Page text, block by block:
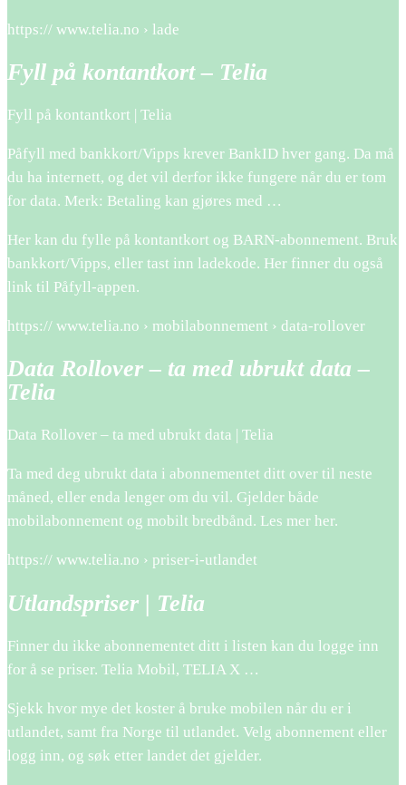
https:// www.telia.no › lade
Fyll på kontantkort – Telia
Fyll på kontantkort | Telia
Påfyll med bankkort/Vipps krever BankID hver gang. Da må
du ha internett, og det vil derfor ikke fungere når du er tom
for data. Merk: Betaling kan gjøres med …
Her kan du fylle på kontantkort og BARN-abonnement. Bruk
bankkort/Vipps, eller tast inn ladekode. Her finner du også
link til Påfyll-appen.
https:// www.telia.no › mobilabonnement › data-rollover
Data Rollover – ta med ubrukt data –
Telia
Data Rollover – ta med ubrukt data | Telia
Ta med deg ubrukt data i abonnementet ditt over til neste
måned, eller enda lenger om du vil. Gjelder både
mobilabonnement og mobilt bredbånd. Les mer her.
https:// www.telia.no › priser-i-utlandet
Utlandspriser | Telia
Finner du ikke abonnementet ditt i listen kan du logge inn
for å se priser. Telia Mobil, TELIA X …
Sjekk hvor mye det koster å bruke mobilen når du er i
utlandet, samt fra Norge til utlandet. Velg abonnement eller
logg inn, og søk etter landet det gjelder.